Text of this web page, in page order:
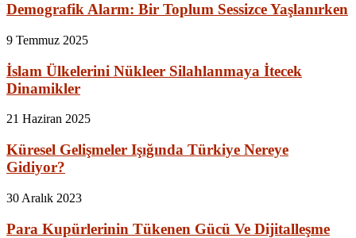
Demografik Alarm: Bir Toplum Sessizce Yaşlanırken
9 Temmuz 2025
İslam Ülkelerini Nükleer Silahlanmaya İtecek
Dinamikler
21 Haziran 2025
Küresel Gelişmeler Işığında Türkiye Nereye
Gidiyor?
30 Aralık 2023
Para Kupürlerinin Tükenen Gücü Ve Dijitalleşme